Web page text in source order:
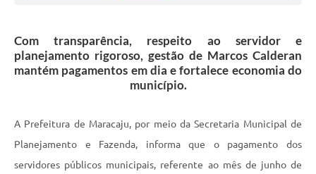
Telefones Úteis
Com transparência, respeito ao servidor e
planejamento rigoroso, gestão de Marcos Calderan
mantém pagamentos em dia e fortalece economia do
município.
A Prefeitura de Maracaju, por meio da Secretaria Municipal de
Planejamento e Fazenda, informa que o pagamento dos
servidores públicos municipais, referente ao mês de junho de